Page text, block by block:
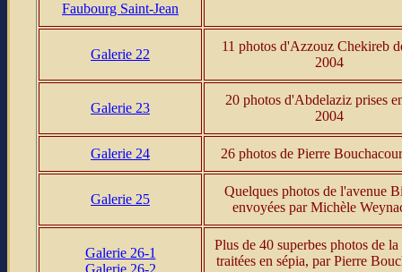
Faubourg Saint-Jean
Galerie 22
11 photos d'Azzouz Chekireb
2004
Galerie 23
20 photos d'Abdelaziz prises
2004
Galerie 24 26 photos de Pierre
Galerie 25
Quelques photos de l'avenue
envoyées par Michèle
Galerie 26-1
Galerie 26-2
Plus de 40 superbes photos de
traitées en sépia, par Pierre